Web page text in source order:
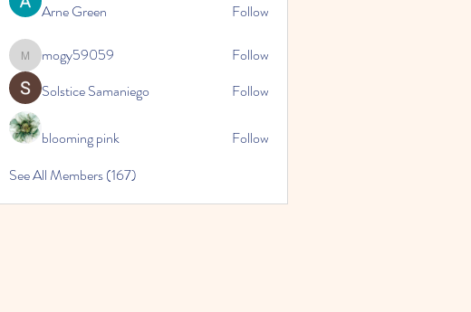
Arne Green Follow
mogy59059
mogy59059
Follow
Solstice Samaniego
Follow
blooming pink
Follow
See All Members (167)